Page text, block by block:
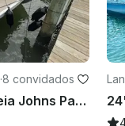
·8 convidados
Explore os bancos de areia Johns Pass em um pontão Bennington SSX de 20 pés em St. Pete Beach